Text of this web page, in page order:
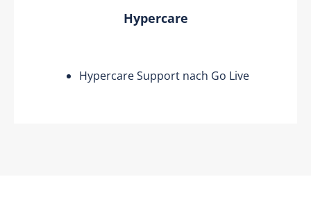
Hypercare
Hypercare Support nach Go Live